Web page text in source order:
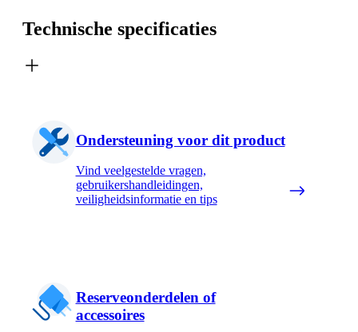
Technische specificaties
Ondersteuning voor dit product
Vind veelgestelde vragen,
gebruikershandleidingen,
veiligheidsinformatie en tips
Reserveonderdelen of
accessoires